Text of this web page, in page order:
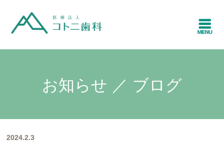
お知らせ ／ ブログ
2024.2.3